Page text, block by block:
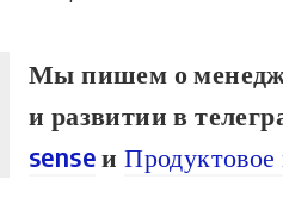
Мы пишем о
и развитии в
senseи